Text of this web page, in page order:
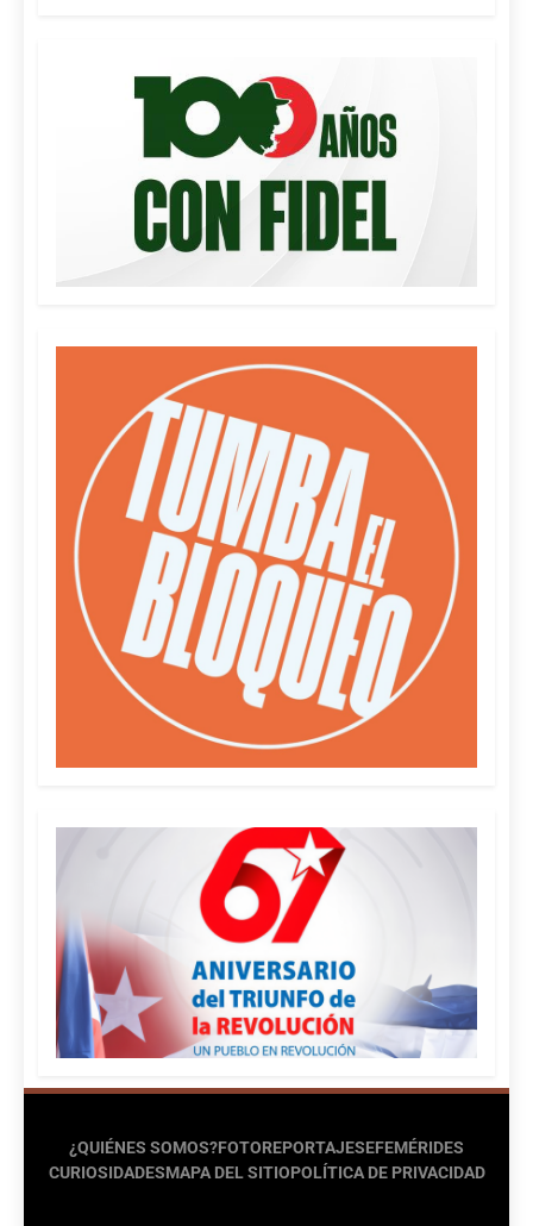
¿QUIÉNES SOMOS?FOTOREPORTAJESEFEMÉRIDES
CURIOSIDADESMAPA DEL SITIOPOLÍTICA DE PRIVACIDAD